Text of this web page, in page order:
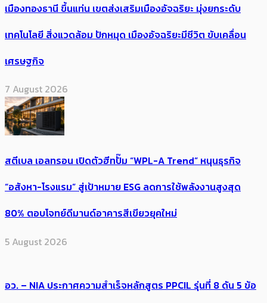
เมืองทองธานี ขึ้นแท่น เขตส่งเสริมเมืองอัจฉริยะ มุ่งยกระดับ
เทคโนโลยี สิ่งแวดล้อม ปักหมุด เมืองอัจฉริยะมีชีวิต ขับเคลื่อน
เศรษฐกิจ
7 August 2026
สตีเบล เอลทรอน เปิดตัวฮีทปั๊ม “WPL-A Trend” หนุนธุรกิจ
“อสังหา-โรงแรม” สู่เป้าหมาย ESG ลดการใช้พลังงานสูงสุด
80% ตอบโจทย์ดีมานด์อาคารสีเขียวยุคใหม่
5 August 2026
อว. – NIA ประกาศความสำเร็จหลักสูตร PPCIL รุ่นที่ 8 ดัน 5 ข้อ